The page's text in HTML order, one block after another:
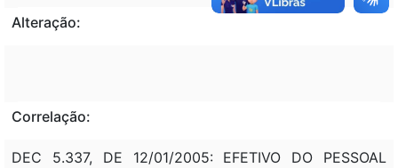
Alteração:
Correlação:
DEC 5.337, DE 12/01/2005: EFETIVO DO PESSOAL